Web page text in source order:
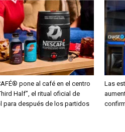
pone al café en el centro
Half”, el ritual oficial de
para después de los partidos
Las